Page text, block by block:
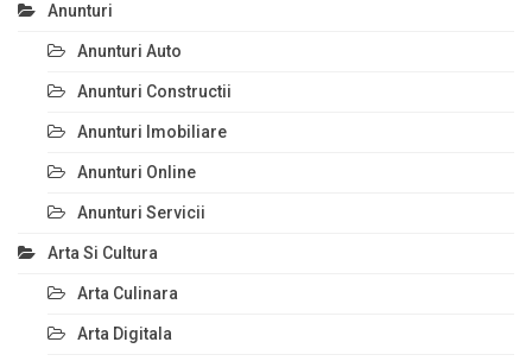
Anunturi
Anunturi Auto
Anunturi Constructii
Anunturi Imobiliare
Anunturi Online
Anunturi Servicii
Arta Si Cultura
Arta Culinara
Arta Digitala